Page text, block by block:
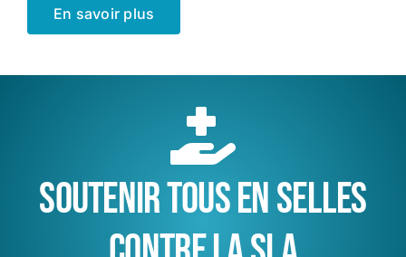
En savoir plus
SOUTENIR TOUS EN SELLES